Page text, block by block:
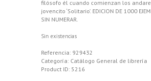
filósofo él cuando comienzan los
jovencito ‘Solitario’. EDICION DE 1000
SIN NUMERAR.
Sin existencias
Referencia: 929432
Categoría: Catálogo General de librería
Product ID: 5216